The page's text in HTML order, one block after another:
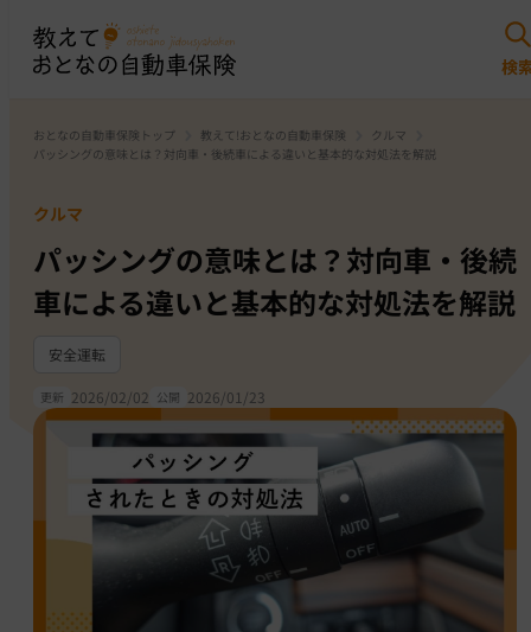
おとなの自動車保険トップ 教えて!おとなの自動車保険
クルマ
パッシングの意味とは？対向車・後続車による違いと基本的な対処法を解説
クルマ
パッシングの意味とは？対向車・後続
車による違いと基本的な対処法を解説
安全運転
更新 2026/02/02 公開 2026/01/23